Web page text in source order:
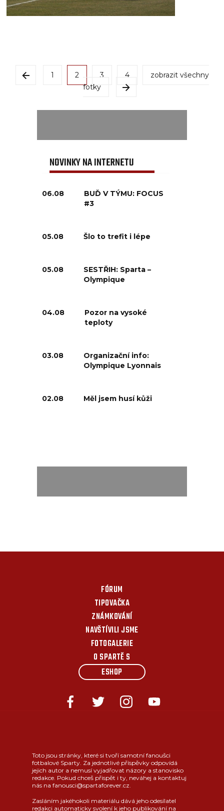
1 2 3 4
zobrazit všechny
fotky
NOVINKY NA INTERNETU
06.08
BUĎ V TÝMU: FOCUS
#3
05.08 Šlo to trefit i lépe
05.08
SESTŘIH: Sparta –
Olympique
04.08
Pozor na vysoké
teploty
03.08
Organizační info:
Olympique Lyonnais
02.08 Měl jsem husí kůži
FÓRUM
TIPOVAČKA
ZNÁMKOVÁNÍ
NAVŠTÍVILI JSME
FOTOGALERIE
O SPARTĚ S
ESHOP
Toto jsou stránky, které si tvoří samotní fanoušci
fotbalové Sparty. Za jednotlivé příspěvky odpovídá
jejich autor a nemusí vyjadřovat názory a stanovisko
redakce. Pokud chceš přispět i ty, neváhej a kontaktuj
nás na fanousci@spartaforever.cz.
Zasláním jakéhokoli materiálu dává jeho odesílatel
redakci automaticky svolení k jeho publikování na